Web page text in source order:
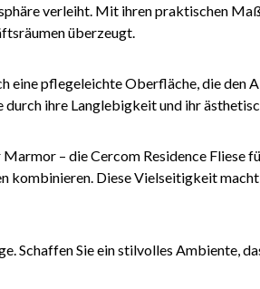
verleiht. Mit ihren praktischen
überzeugt.
eine pflegeleichte Oberfläche, die den
ihre Langlebigkeit und ihr
– die Cercom Residence Fliese
Diese Vielseitigkeit macht
Schaffen Sie ein stilvolles Ambiente,